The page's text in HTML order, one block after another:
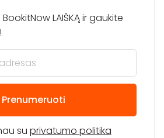
LAIŠKĄ ir gaukite
Prenumeruoti
su privatumo politika